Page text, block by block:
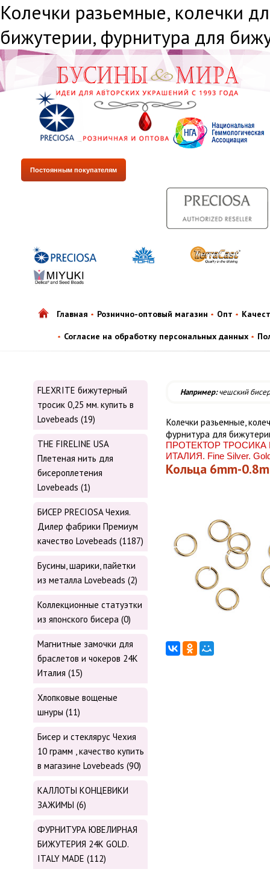
Колечки разьемные, колечки
бижутерии, фурнитура для
Постоянным покупателям
Главная Рознично-оптовый магазин Опт
Согласие на обработку персональных данных
FLEXRITE бижутерный
тросик 0,25 мм. купить в
Lovebeads (19)
THE FIRELINE USA
Плетеная нить для
бисероплетения
Lovebeads (1)
БИСЕР PRECIOSA Чехия.
Дилер фабрики Премиум
качество Lovebeads (1187)
Бусины, шарики, пайетки
из металла Lovebeads (2)
Коллекционные статуэтки
из японского бисера (0)
Магнитные замочки для
браслетов и чокеров 24К
Италия (15)
Хлопковые вощеные
шнуры (11)
Бисер и стеклярус Чехия
10 грамм , качество купить
в магазине Lovebeads (90)
КАЛЛОТЫ КОНЦЕВИКИ
ЗАЖИМЫ (6)
ФУРНИТУРА ЮВЕЛИРНАЯ
БИЖУТЕРИЯ 24К GOLD.
ITALY MADE (112)
Например:чешский бисер
Колечки разьемные,
фурнитура для
ПРОТЕКТОР ТРОСИКА
ИТАЛИЯ. Fine Silver.
Кольца 6mm-